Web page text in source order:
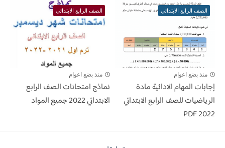
الصف الرابع الابتدائي
منذ بضع اعوام
إجابات المهام الادائية مادة
الرياضيات للصف الرابع الابتدائي
2022 PDF
الصف الرابع الابتدائي
منذ بضع اعوام
نماذج امتحانات الصف الرابع
الابتدائي 2022 جميع المواد